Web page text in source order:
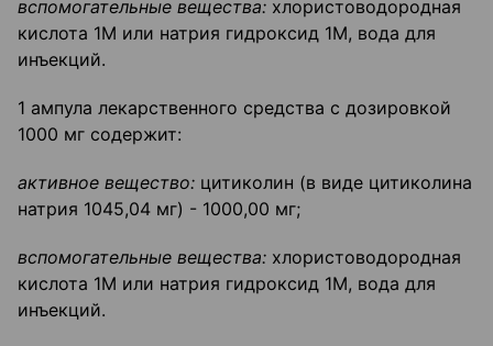
вспомогательные вещества: хлористоводородная
кислота 1М или натрия гидроксид 1М, вода для
инъекций.
1 ампула лекарственного средства с дозировкой
1000 мг содержит:
активное вещество: цитиколин (в виде цитиколина
натрия 1045,04 мг) - 1000,00 мг;
вспомогательные вещества: хлористоводородная
кислота 1М или натрия гидроксид 1М, вода для
инъекций.